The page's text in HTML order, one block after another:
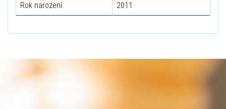
Rok narození: 2011